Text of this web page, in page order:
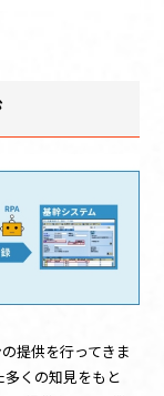
提供を行ってきま
多くの知見をもと